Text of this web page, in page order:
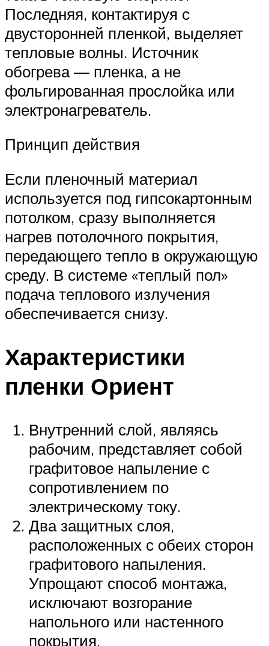
Последняя, контактируя с
двусторонней пленкой, выделяет
тепловые волны. Источник
обогрева — пленка, а не
фольгированная прослойка или
электронагреватель.
Принцип действия
Если пленочный материал
используется под гипсокартонным
потолком, сразу выполняется
нагрев потолочного покрытия,
передающего тепло в окружающую
среду. В системе «теплый пол»
подача теплового излучения
обеспечивается снизу.
Характеристики
пленки Ориент
Внутренний слой, являясь
рабочим, представляет собой
графитовое напыление с
сопротивлением по
электрическому току.
Два защитных слоя,
расположенных с обеих сторон
графитового напыления.
Упрощают способ монтажа,
исключают возгорание
напольного или настенного
покрытия.